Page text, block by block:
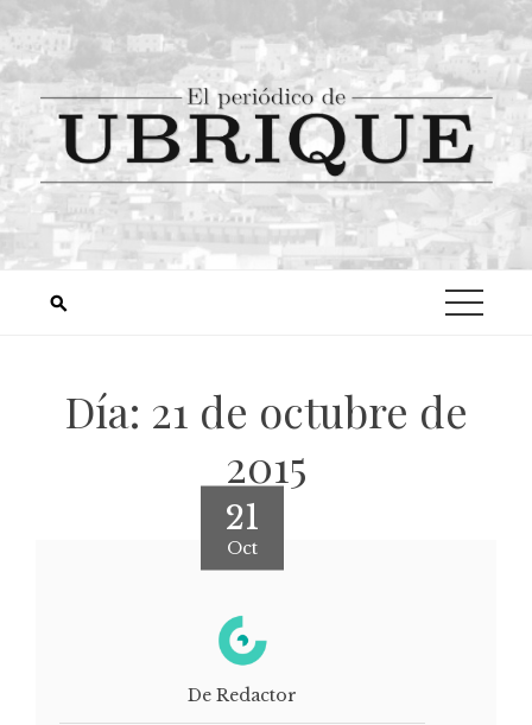
Día: 21 de octubre de
2015
21
Oct
De Redactor